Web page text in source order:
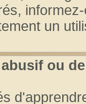
un
ou